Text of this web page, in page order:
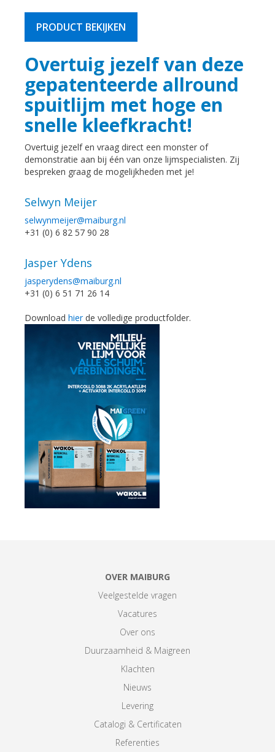
PRODUCT BEKIJKEN
Overtuig jezelf van deze
gepatenteerde allround
spuitlijm met hoge en
snelle kleefkracht!
Overtuig jezelf en vraag direct een monster of
demonstratie aan bij één van onze lijmspecialisten. Zij
bespreken graag de mogelijkheden met je!
Selwyn Meijer
selwynmeijer@maiburg.nl
+31 (0) 6 82 57 90 28
Jasper Ydens
jasperydens@maiburg.nl
+31 (0) 6 51 71 26 14
Download hier de volledige productfolder.
OVER MAIBURG
Veelgestelde vragen
Vacatures
Over ons
Duurzaamheid & Maigreen
Klachten
Nieuws
Levering
Catalogi & Certificaten
Referenties